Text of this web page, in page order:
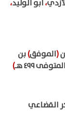
،أبو الوليد،
(الموفق)بن
المتوفى ٤٩٩ هـ
)
القضاعي